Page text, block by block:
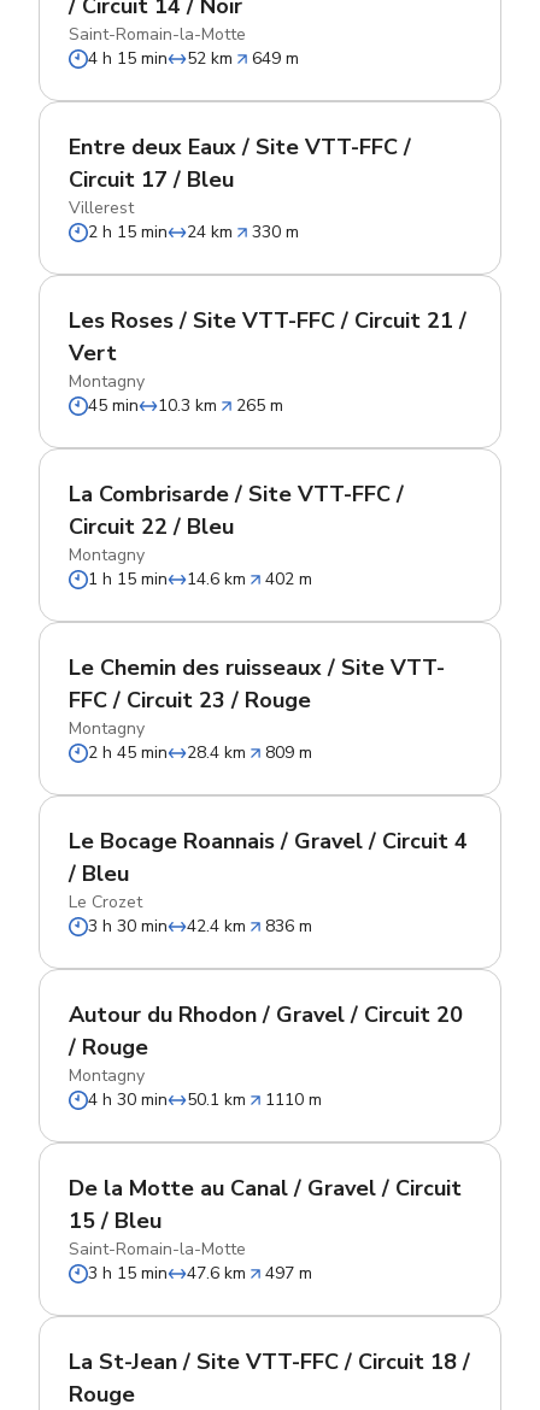
/ Circuit 14 / Noir
Saint-Romain-la-Motte
4 h 15 min
52 km 649 m
Entre deux Eaux / Site VTT-FFC /
Circuit 17 / Bleu
Villerest
2 h 15 min
24 km 330 m
Les Roses / Site VTT-FFC / Circuit 21 /
Vert
Montagny
45 min
10.3 km 265 m
La Combrisarde / Site VTT-FFC /
Circuit 22 / Bleu
Montagny
1 h 15 min
14.6 km 402 m
Le Chemin des ruisseaux / Site VTT-
FFC / Circuit 23 / Rouge
Montagny
2 h 45 min
28.4 km 809 m
Le Bocage Roannais / Gravel / Circuit 4
/ Bleu
Le Crozet
3 h 30 min
42.4 km 836 m
Autour du Rhodon / Gravel / Circuit 20
/ Rouge
Montagny
4 h 30 min
50.1 km 1110 m
De la Motte au Canal / Gravel / Circuit
15 / Bleu
Saint-Romain-la-Motte
3 h 15 min
47.6 km 497 m
La St-Jean / Site VTT-FFC / Circuit 18 /
Rouge